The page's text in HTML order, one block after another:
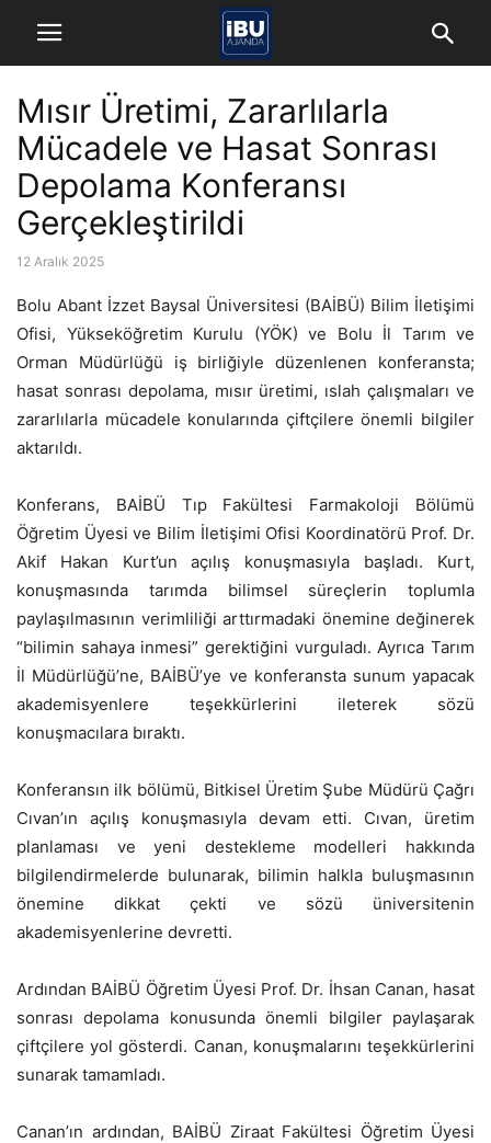
Mısır Üretimi, Zararlılarla
Mücadele ve Hasat Sonrası
Depolama Konferansı
Gerçekleştirildi
12 Aralık 2025
Bolu Abant İzzet Baysal Üniversitesi (BAİBÜ) Bilim İletişimi
Ofisi, Yükseköğretim Kurulu (YÖK) ve Bolu İl Tarım ve
Orman Müdürlüğü iş birliğiyle düzenlenen konferansta;
hasat sonrası depolama, mısır üretimi, ıslah çalışmaları ve
zararlılarla mücadele konularında çiftçilere önemli bilgiler
aktarıldı.
Konferans, BAİBÜ Tıp Fakültesi Farmakoloji Bölümü
Öğretim Üyesi ve Bilim İletişimi Ofisi Koordinatörü Prof. Dr.
Akif Hakan Kurt’un açılış konuşmasıyla başladı. Kurt,
konuşmasında tarımda bilimsel süreçlerin toplumla
paylaşılmasının verimliliği arttırmadaki önemine değinerek
“bilimin sahaya inmesi” gerektiğini vurguladı. Ayrıca Tarım
İl Müdürlüğü’ne, BAİBÜ’ye ve konferansta sunum yapacak
akademisyenlere teşekkürlerini ileterek sözü
konuşmacılara bıraktı.
Konferansın ilk bölümü, Bitkisel Üretim Şube Müdürü Çağrı
Cıvan’ın açılış konuşmasıyla devam etti. Cıvan, üretim
planlaması ve yeni destekleme modelleri hakkında
bilgilendirmelerde bulunarak, bilimin halkla buluşmasının
önemine dikkat çekti ve sözü üniversitenin
akademisyenlerine devretti.
Ardından BAİBÜ Öğretim Üyesi Prof. Dr. İhsan Canan, hasat
sonrası depolama konusunda önemli bilgiler paylaşarak
çiftçilere yol gösterdi. Canan, konuşmalarını teşekkürlerini
sunarak tamamladı.
Canan’ın ardından, BAİBÜ Ziraat Fakültesi Öğretim Üyesi